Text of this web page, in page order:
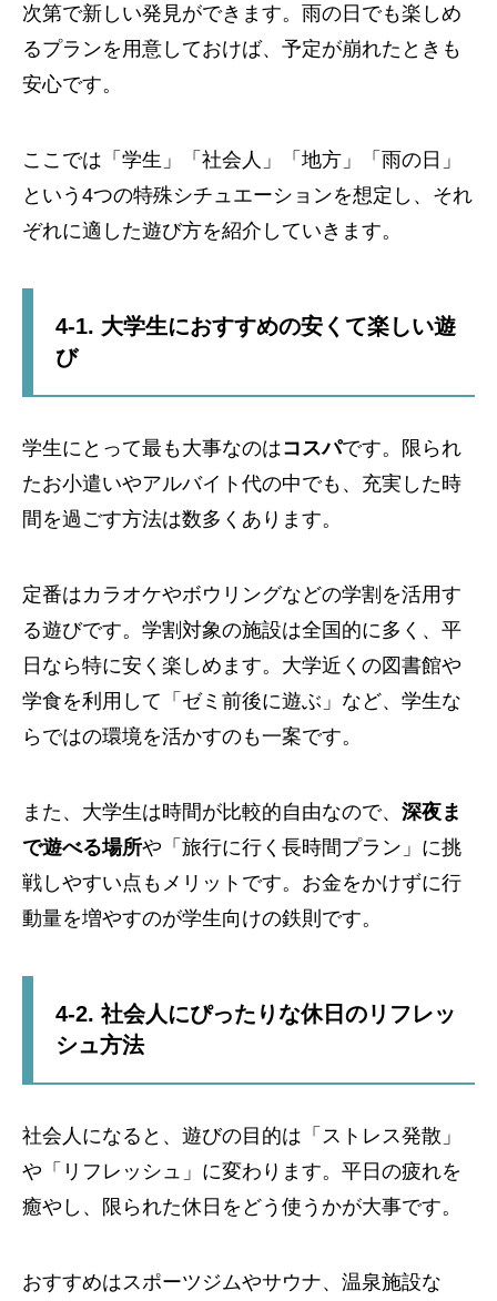
次第で新しい発見ができます。雨の日でも楽しめ
るプランを用意しておけば、予定が崩れたときも
安心です。
ここでは「学生」「社会人」「地方」「雨の日」
という4つの特殊シチュエーションを想定し、それ
ぞれに適した遊び方を紹介していきます。
4-1. 大学生におすすめの安くて楽しい遊
び
学生にとって最も大事なのはコスパです。限られ
たお小遣いやアルバイト代の中でも、充実した時
間を過ごす方法は数多くあります。
定番はカラオケやボウリングなどの学割を活用す
る遊びです。学割対象の施設は全国的に多く、平
日なら特に安く楽しめます。大学近くの図書館や
学食を利用して「ゼミ前後に遊ぶ」など、学生な
らではの環境を活かすのも一案です。
また、大学生は時間が比較的自由なので、 深夜ま
で遊べる場所や「旅行に行く長時間プラン」に挑
戦しやすい点もメリットです。お金をかけずに行
動量を増やすのが学生向けの鉄則です。
4-2. 社会人にぴったりな休日のリフレッ
シュ方法
社会人になると、遊びの目的は「ストレス発散」
や「リフレッシュ」に変わります。平日の疲れを
癒やし、限られた休日をどう使うかが大事です。
おすすめはスポーツジムやサウナ、温泉施設な